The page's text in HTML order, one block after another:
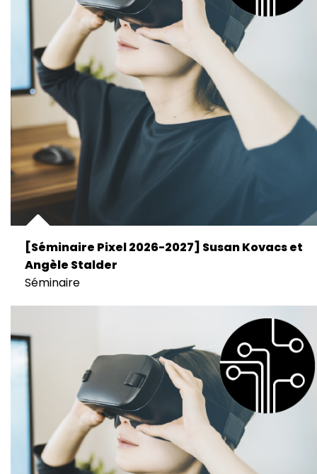
[Séminaire Pixel 2026-2027] Susan Kovacs et
Angèle Stalder
Séminaire